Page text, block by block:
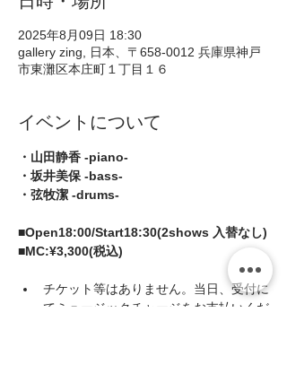
2025年8月09日 18:30
gallery zing, 日本、〒658-0012 兵庫県神戸
市東灘区本庄町１丁目１６
イベントについて
・山田静香 -piano-
・坂井美保 -bass-
・弦牧潔 -drums-
■Open18:00/Start18:30(2shows 入替なし)
■MC:¥3,300(税込)
チケット等はありません。当日、受付に
てミュージックチャージをお支払いくだ